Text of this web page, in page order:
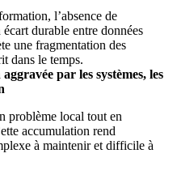
l’absence de
durable entre données
une fragmentation des
dans le temps.
par les systèmes, les
problème local tout en
accumulation rend
à maintenir et difficile à